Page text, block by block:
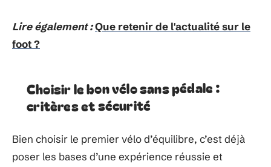
Lire également :Que retenir de l'actualité sur le
foot ?
Choisir le bon vélo sans pédale :
critères et sécurité
Bien choisir le premier vélo d’équilibre, c’est déjà
poser les bases d’une expérience réussie et